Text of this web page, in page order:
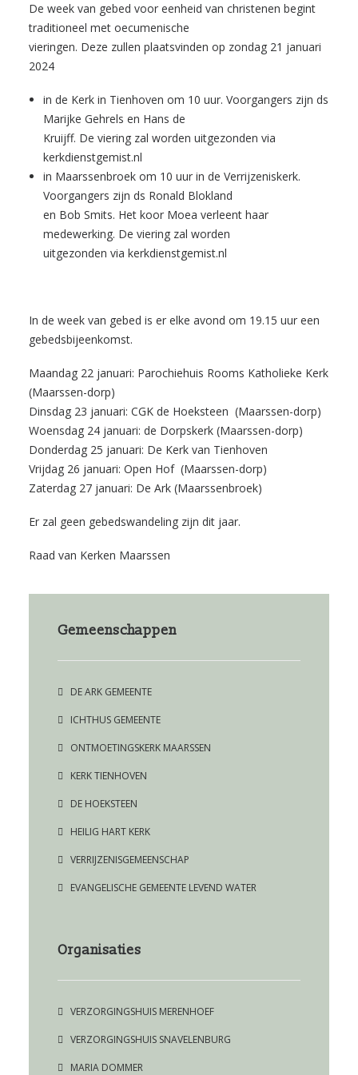
De week van gebed voor eenheid van christenen begint
traditioneel met oecumenische
vieringen. Deze zullen plaatsvinden op zondag 21 januari
2024
in de Kerk in Tienhoven om 10 uur. Voorgangers zijn ds
Marijke Gehrels en Hans de
Kruijff. De viering zal worden uitgezonden via
kerkdienstgemist.nl
in Maarssenbroek om 10 uur in de Verrijzeniskerk.
Voorgangers zijn ds Ronald Blokland
en Bob Smits. Het koor Moea verleent haar
medewerking. De viering zal worden
uitgezonden via kerkdienstgemist.nl
In de week van gebed is er elke avond om 19.15 uur een
gebedsbijeenkomst.
Maandag 22 januari: Parochiehuis Rooms Katholieke Kerk
(Maarssen-dorp)
Dinsdag 23 januari: CGK de Hoeksteen (Maarssen-dorp)
Woensdag 24 januari: de Dorpskerk (Maarssen-dorp)
Donderdag 25 januari: De Kerk van Tienhoven
Vrijdag 26 januari: Open Hof (Maarssen-dorp)
Zaterdag 27 januari: De Ark (Maarssenbroek)
Er zal geen gebedswandeling zijn dit jaar.
Raad van Kerken Maarssen
Gemeenschappen
DE ARK GEMEENTE
ICHTHUS GEMEENTE
ONTMOETINGSKERK MAARSSEN
KERK TIENHOVEN
DE HOEKSTEEN
HEILIG HART KERK
VERRIJZENISGEMEENSCHAP
EVANGELISCHE GEMEENTE LEVEND WATER
Organisaties
VERZORGINGSHUIS MERENHOEF
VERZORGINGSHUIS SNAVELENBURG
MARIA DOMMER